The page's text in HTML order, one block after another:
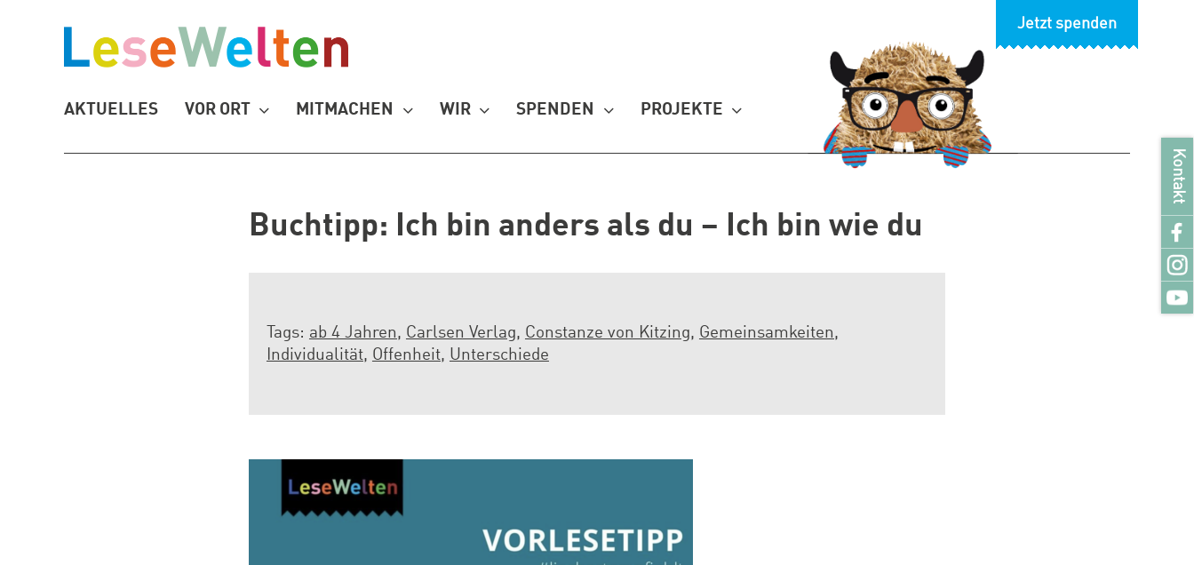
springen
Jetzt spenden
AKTUELLES VOR ORT MITMACHEN WIR SPENDEN PROJEKTE
Buchtipp: Ich bin anders als du – Ich bin wie du
Tags: ab 4 Jahren, Carlsen Verlag, Constanze von Kitzing, Gemeinsamkeiten,
Individualität, Offenheit, Unterschiede
Kontakt